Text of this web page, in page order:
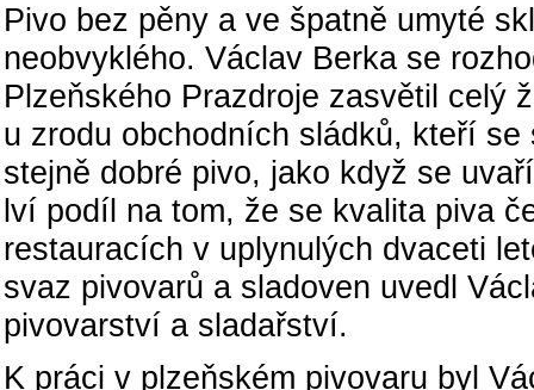
Pivo bez pěny a ve špatně umyté
neobvyklého. Václav Berka se
Plzeňského Prazdroje zasvětil celý
u zrodu obchodních sládků, kteří
stejně dobré pivo, jako když se
lví podíl na tom, že se kvalita piva
restauracích v uplynulých dvaceti
svaz pivovarů a sladoven uvedl
pivovarství a sladařství.
K práci v plzeňském pivovaru byl